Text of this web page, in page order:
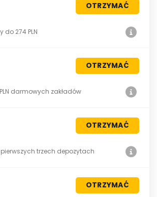
OTRZYMAĆ
do 274 PLN
OTRZYMAĆ
PLN darmowych zakładów
OTRZYMAĆ
pierwszych trzech depozytach
OTRZYMAĆ